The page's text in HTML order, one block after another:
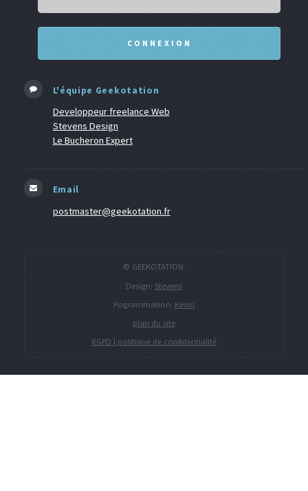
L'équipe Geekotation
Developpeur freelance Web
Stevens Design
Le Bucheron Expert
Email
postmaster@geekotation.fr
© GEEKOTATION.
Design: Stevens
Pogrammation: Kevin
plan du site
RGPD | politique de confidentialité